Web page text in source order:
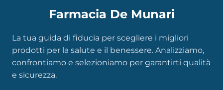
Farmacia De Munari
La tua guida di fiducia per scegliere i migliori
prodotti per la salute e il benessere. Analizziamo,
confrontiamo e selezioniamo per garantirti qualità
e sicurezza.